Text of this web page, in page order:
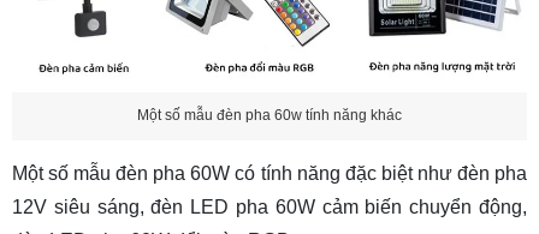
Một số mẫu đèn pha 60w tính năng khác
Một số mẫu đèn pha 60W có tính năng đặc biệt như đèn pha
12V siêu sáng, đèn LED pha 60W cảm biến chuyển động,